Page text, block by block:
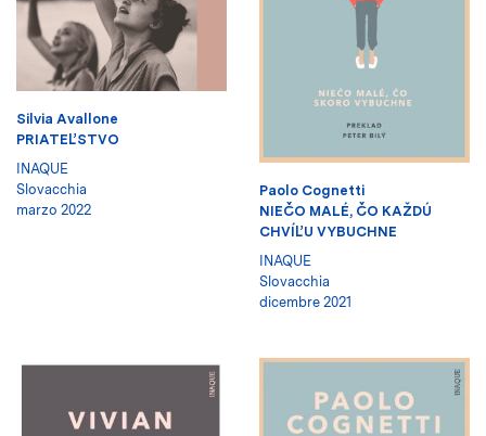
Silvia Avallone
PRIATEĽSTVO
INAQUE
Slovacchia
marzo 2022
Paolo Cognetti
NIEČO MALÉ, ČO KAŽDÚ
CHVÍĽU VYBUCHNE
INAQUE
Slovacchia
dicembre 2021